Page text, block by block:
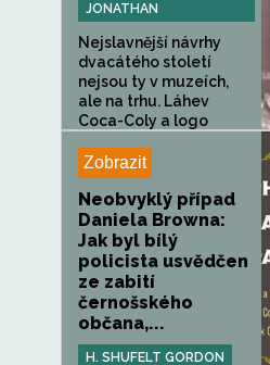
JONATHAN
Nejslavnější návrhy
dvacátého století
nejsou ty v muzeích,
ale na trhu. Láhev
Coca-Coly a logo
Zobrazit
Neobvyklý případ
Daniela Browna:
Jak byl bílý
policista usvědčen
ze zabití
černošského
občana,...
H. SHUFELT GORDON